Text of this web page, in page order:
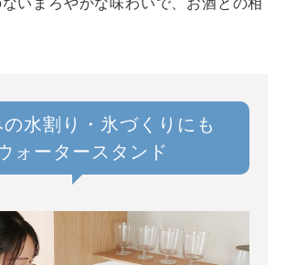
水割り・氷づくりにも
ォータースタンド